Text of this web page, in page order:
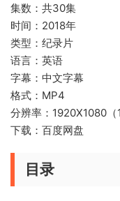
集数：共30集
时间：2018年
类型：纪录片
语言：英语
字幕：中文字幕
格式：MP4
分辨率：1920X1080（
下载：百度网盘
目录